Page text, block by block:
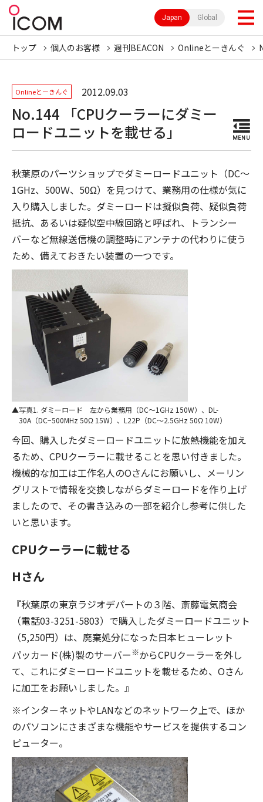
Japan Global
トップ 個人のお客様 週刊BEACON Onlineとーきんぐ
Onlineとーきんぐ 2012.09.03
No.144 「CPUクーラーにダミー
ロードユニットを載せる」
MENU
秋葉原のパーツショップでダミーロードユニット（DC〜
1GHz、500Ｗ、50Ω）を見つけて、業務用の仕様が気に
入り購入しました。ダミーロードは擬似負荷、疑似負荷
抵抗、あるいは疑似空中線回路と呼ばれ、トランシー
バーなど無線送信機の調整時にアンテナの代わりに使う
ため、備えておきたい装置の一つです。
写真1. ダミーロード 左から業務用（DC〜1GHz 150W）、DL-
30A（DC−500MHz 50Ω 15W）、L22P（DC〜2.5GHz 50Ω 10W）
今回、購入したダミーロードユニットに放熱機能を加え
るため、CPUクーラーに載せることを思い付きました。
機械的な加工は工作名人のOさんにお願いし、メーリン
グリストで情報を交換しながらダミーロードを作り上げ
ましたので、その書き込みの一部を紹介し参考に供した
いと思います。
CPUクーラーに載せる
Hさん
『秋葉原の東京ラジオデパートの３階、斎藤電気商会
（電話03-3251-5803）で購入したダミーロードユニット
（5,250円）は、廃棄処分になった日本ヒューレット
パッカード(株)製のサーバー ※からCPUクーラーを外し
て、これにダミーロードユニットを載せるため、Oさん
に加工をお願いしました。』
※インターネットやLANなどのネットワーク上で、ほか
のパソコンにさまざまな機能やサービスを提供するコン
ピューター。